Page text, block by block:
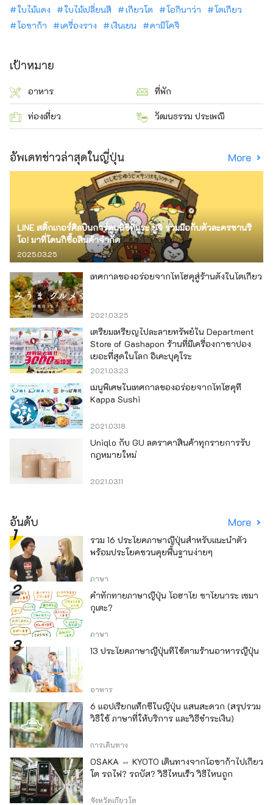
ใบไม้แดง
ใบไม้เปลี่ยนสี เกียวโต โอกินาว่า
โตเกียว
โอซาก้า
เครื่องราง เงินเยน คามิโคจิ
เป้าหมาย
อาหาร ที่พัก
ท่องเที่ยว วัฒนธรรม ประเพณี
อัพเดทข่าวล่าสุดในญี่ปุ่น More
LINE สติ๊กเกอร์ศิลปินการ์ตูนนิชิทีมูระ ยูจิ ร่วมมือกับตัวละครซานริ
โอ! มาที่โดนกิซื้อสินค้าจำกัด
2025.03.25
เทศกาลของอร่อยจากโทโฮคุสู่ร้านดังในโตเกียว
2021.03.25
เตรียมเหรียญไปละลายทรัพย์ใน Department
Store of Gashapon ร้านที่มีเครื่องกาชาปอง
เยอะที่สุดในโลก อิเคะบุคุโระ
2021.03.23
เมนูพิเศษในเทศกาลของอร่อยจากโทโฮคุที่
Kappa Sushi
2021.03.18
Uniqlo กับ GU ลดราคาสินค้าทุกรายการรับ
กฎหมายใหม่
2021.03.11
อันดับ More
รวม 16 ประโยคภาษาญี่ปุ่นสำหรับแนะนำตัว
พร้อมประโยคชวนคุยพื้นฐานง่ายๆ
ภาษา
คำทักทายภาษาญี่ปุ่น โอฮาโย ซาโยนาระ เซมา
กุเตะ?
ภาษา
13 ประโยคภาษาญี่ปุ่นที่ใช้ตามร้านอาหารญี่ปุ่น
อาหาร
6 แอปเรียกแท็กซี่ในญี่ปุ่น แสนสะดวก (สรุปรวม
วิธีใช้ ภาษาที่ให้บริการ และวิธีชำระเงิน)
การเดินทาง
OSAKA ⇔ KYOTO เดินทางจากโอซาก้าไปเกียว
โต รถไฟ? รถบัส? วิธีไหนเร็ว วิธีไหนถูก
จังหวัดเกียวโต